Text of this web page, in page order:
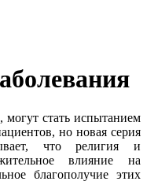
могут стать испытанием
но новая серия
что религия и
влияние на
благополучие этих